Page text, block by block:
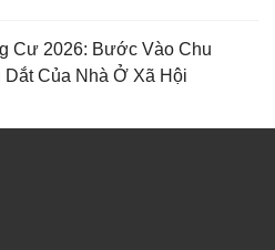
Cư 2026: Bước Vào Chu
Của Nhà Ở Xã Hội